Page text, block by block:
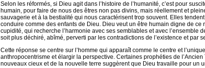
Selon les réformés, si Dieu agit dans l’histoire de l’humanité, c’est pour
humain, pour faire de nous des êtres non pas divins, mais réellement et
sauvagerie et à la bestialité qui nous caractérisent trop souvent. Elles
conduire comme des enfants de Dieu. Dieu veut un être humain digne de ce
cupidité, qui recherche l’harmonie avec ses semblables et avec l’ensemble
soit plus déchiré, abîmé, perverti par les contradictions de l’existence et par
Cette réponse se centre sur l’homme qui apparaît comme le centre et
anthropocentrisme et élargir la perspective. Certaines prophéties de
nouveaux cieux et de la nouvelle terre suggèrent que Dieu travaille pour un